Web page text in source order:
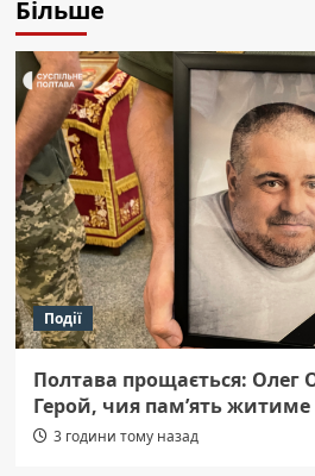
Більше
Події
Полтава прощається: Олег
Герой, чия пам’ять житиме
3 години тому назад